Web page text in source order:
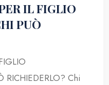
IL FIGLIO
PUÒ
RICHIEDERLO? Chi